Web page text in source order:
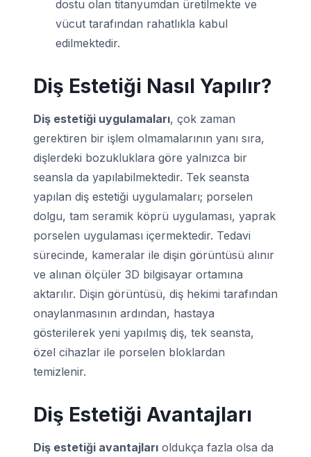
dostu olan titanyumdan üretilmekte ve
vücut tarafından rahatlıkla kabul
edilmektedir.
Diş Estetiği Nasıl Yapılır?
Diş estetiği uygulamaları, çok zaman
gerektiren bir işlem olmamalarının yanı sıra,
dişlerdeki bozukluklara göre yalnızca bir
seansla da yapılabilmektedir. Tek seansta
yapılan diş estetiği uygulamaları; porselen
dolgu, tam seramik köprü uygulaması, yaprak
porselen uygulaması içermektedir. Tedavi
sürecinde, kameralar ile dişin görüntüsü alınır
ve alınan ölçüler 3D bilgisayar ortamına
aktarılır. Dişin görüntüsü, diş hekimi tarafından
onaylanmasının ardından, hastaya
gösterilerek yeni yapılmış diş, tek seansta,
özel cihazlar ile porselen bloklardan
temizlenir.
Diş Estetiği Avantajları
Diş estetiği avantajları oldukça fazla olsa da